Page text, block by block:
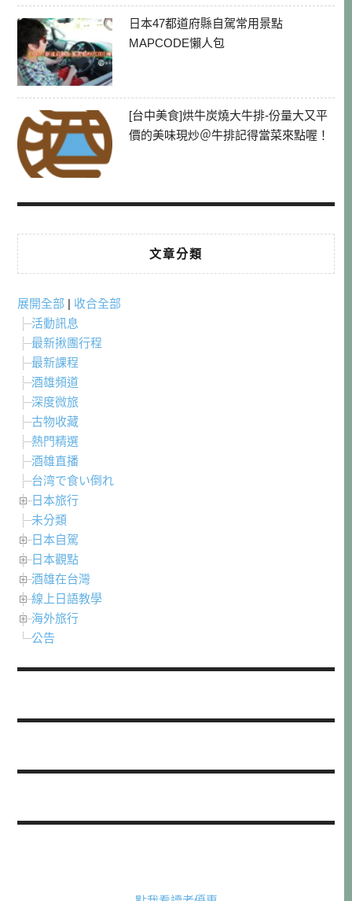
日本47都道府縣自駕常用景點
MAPCODE懶人包
[台中美食]烘牛炭燒大牛排-份量大又平
價的美味現炒＠牛排記得當菜來點喔！
文章分類
展開全部 | 收合全部
活動訊息
最新揪團行程
最新課程
酒雄頻道
深度微旅
古物收藏
熱門精選
酒雄直播
台湾で食い倒れ
日本旅行
未分類
日本自駕
日本觀點
酒雄在台灣
線上日語教學
海外旅行
公告